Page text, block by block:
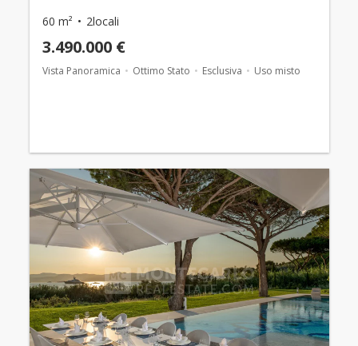
60 m² 2locali
3.490.000 €
Vista Panoramica Ottimo Stato Esclusiva Uso misto